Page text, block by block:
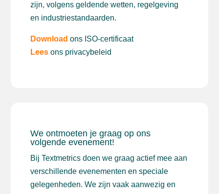
zijn, volgens geldende wetten, regelgeving
en industriestandaarden.
Download ons ISO-certificaat
Lees ons privacybeleid
We ontmoeten je graag op ons
volgende evenement!
Bij Textmetrics doen we graag actief mee aan
verschillende evenementen en speciale
gelegenheden. We zijn vaak aanwezig en